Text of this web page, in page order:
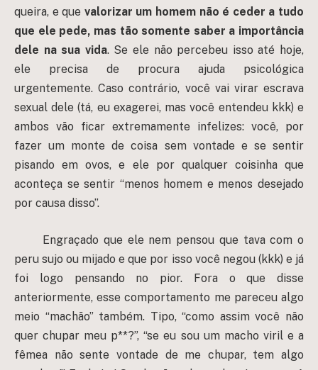
queira, e que valorizar um homem não é ceder a tudo
que ele pede, mas tão somente saber a importância
dele na sua vida. Se ele não percebeu isso até hoje,
ele precisa de procura ajuda psicológica
urgentemente. Caso contrário, você vai virar escrava
sexual dele (tá, eu exagerei, mas você entendeu kkk) e
ambos vão ficar extremamente infelizes: você, por
fazer um monte de coisa sem vontade e se sentir
pisando em ovos, e ele por qualquer coisinha que
aconteça se sentir “menos homem e menos desejado
por causa disso”.
Engraçado que ele nem pensou que tava com o
peru sujo ou mijado e que por isso você negou (kkk) e já
foi logo pensando no pior. Fora o que disse
anteriormente, esse comportamento me pareceu algo
meio “machão” também. Tipo, “como assim você não
quer chupar meu p**?”, “se eu sou um macho viril e a
fêmea não sente vontade de me chupar, tem algo